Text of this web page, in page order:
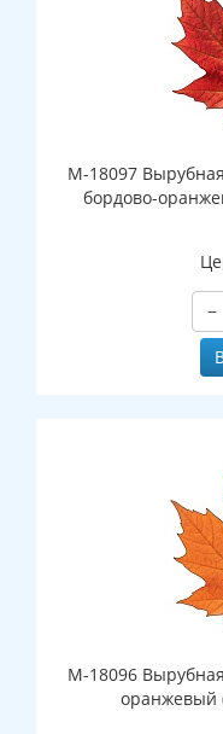
М-18097
бордово-
−
М-18096
оранжевый